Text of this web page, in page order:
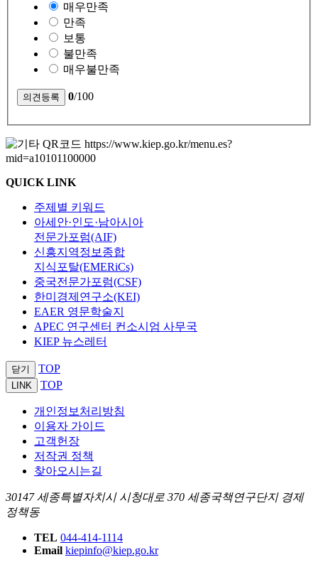
매우만족
만족
보통
불만족
매우불만족
0/100
QUICK LINK
주제별 키워드
아세안·인도·남아시아
전문가포럼(AIF)
신흥지역정보종합
지식포탈(EMERiCs)
중국전문가포럼(CSF)
한미경제연구소(KEI)
EAER 영문학술지
APEC 연구센터 컨소시엄 사무국
KIEP 뉴스레터
닫기 TOP
LINK TOP
개인정보처리방침
이용자 가이드
고객헌장
저작권 정책
찾아오시는길
30147 세종특별자치시 시청대로 370 세종국책연구단지 경제
정책동
TEL 044-414-1114
Email kiepinfo@kiep.go.kr